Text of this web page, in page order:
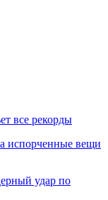
все рекорды
испорченные вещи
удар по